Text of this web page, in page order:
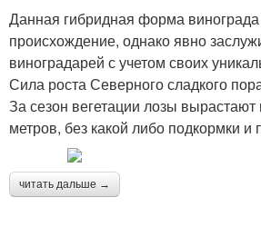
Данная гибридная форма
происхождение, однако явно
виноградарей с учетом своих
Сила роста Северного сладкого
За сезон вегетации лозы вырастают
метров, без какой либо подкормки
читать дальше →